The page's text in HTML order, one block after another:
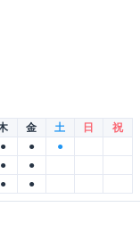
金 土 日
祝
● ●
●
●
●
● ●